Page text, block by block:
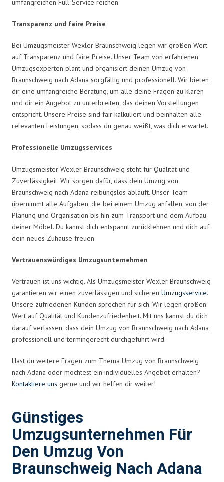
umfangreichen Full-Service reichen.
Transparenz und faire Preise
Bei Umzugsmeister Wexler Braunschweig legen wir großen Wert
auf Transparenz und faire Preise. Unser Team von erfahrenen
Umzugsexperten plant und organisiert deinen Umzug von
Braunschweig nach Adana sorgfältig und professionell. Wir bieten
dir eine umfangreiche Beratung, um alle deine Fragen zu klären
und dir ein Angebot zu unterbreiten, das deinen Vorstellungen
entspricht. Unsere Preise sind fair kalkuliert und beinhalten alle
relevanten Leistungen, sodass du genau weißt, was dich erwartet.
Professionelle Umzugsservices
Umzugsmeister Wexler Braunschweig steht für Qualität und
Zuverlässigkeit. Wir sorgen dafür, dass dein Umzug von
Braunschweig nach Adana reibungslos abläuft. Unser Team
übernimmt alle Aufgaben, die bei einem Umzug anfallen, von der
Planung und Organisation bis hin zum Transport und dem Aufbau
deiner Möbel. Du kannst dich entspannt zurücklehnen und dich auf
dein neues Zuhause freuen.
Vertrauenswürdiges Umzugsunternehmen
Vertrauen ist uns wichtig. Als Umzugsmeister Wexler Braunschweig
garantieren wir einen zuverlässigen und sicheren Umzugsservice.
Unsere zufriedenen Kunden sprechen für sich. Wir legen großen
Wert auf Qualität und Kundenzufriedenheit. Mit uns kannst du dich
darauf verlassen, dass dein Umzug von Braunschweig nach Adana
professionell und termingerecht durchgeführt wird.
Hast du weitere Fragen zum Thema Umzug von Braunschweig
nach Adana oder möchtest ein individuelles Angebot erhalten?
Kontaktiere uns gerne und wir helfen dir weiter!
Günstiges
Umzugsunternehmen Für
Den Umzug Von
Braunschweig Nach Adana